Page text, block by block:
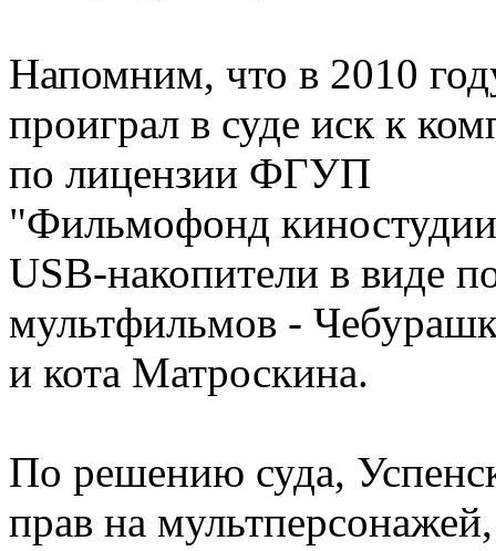
Напомним, что в 2010
проиграл в суде иск к
по лицензии ФГУП
"Фильмофонд
USB-накопители в виде
мультфильмов -
и кота Матроскина.
По решению суда,
прав на